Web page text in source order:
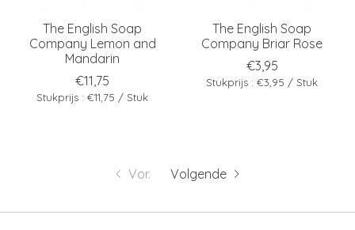
The English Soap
Company Lemon and
Mandarin
€11,75
Stukprijs : €11,75 / Stuk
The English Soap
Company Briar Rose
€3,95
Stukprijs : €3,95 / Stuk
Vor. Volgende